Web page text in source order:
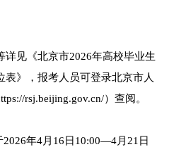
见《北京市2026年高校毕业生
》，报考人员可登录北京市人
rsj.beijing.gov.cn/）查阅。
年4月16日10:00—4月21日